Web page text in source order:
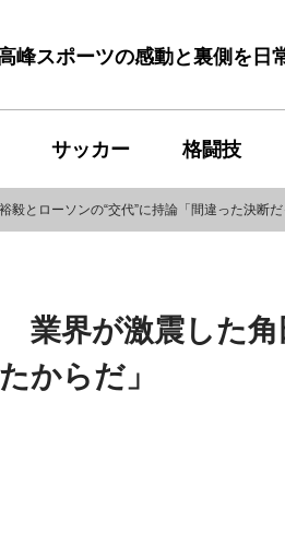
スポーツの感動と裏側を日
サッカー 格闘技
とローソンの“交代”に持論「間違った決断だ
界が激震した角
からだ」